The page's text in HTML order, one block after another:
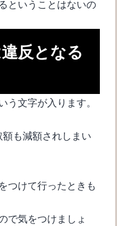
ということはないの
反となる
文字が入ります。
も減額されしまい
つけて行ったときも
で気をつけましょ